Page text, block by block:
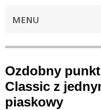
MENU
Ozdobny
Classic z
piaskowy